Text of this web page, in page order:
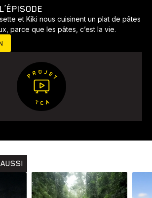
Bingo Communauté Culture
et Kiki nous cuisinent un plat de pâtes
parce que les pâtes, c’est la vie.